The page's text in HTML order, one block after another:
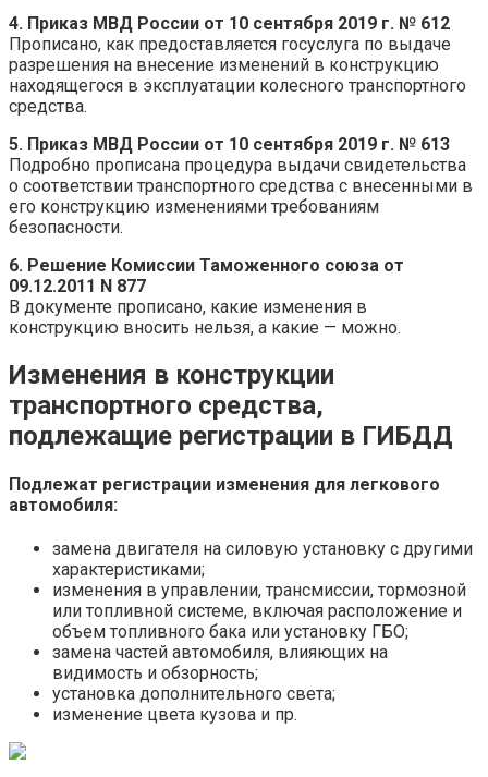
4. Приказ МВД России от 10 сентября 2019 г. № 612
Прописано, как предоставляется госуслуга по выдаче
разрешения на внесение изменений в конструкцию
находящегося в эксплуатации колесного транспортного
средства.
5. Приказ МВД России от 10 сентября 2019 г. № 613
Подробно прописана процедура выдачи свидетельства
о соответствии транспортного средства с внесенными в
его конструкцию изменениями требованиям
безопасности.
6. Решение Комиссии Таможенного союза от
09.12.2011 N 877
В документе прописано, какие изменения в
конструкцию вносить нельзя, а какие — можно.
Изменения в конструкции
транспортного средства,
подлежащие регистрации в ГИБДД
Подлежат регистрации изменения для легкового
автомобиля:
замена двигателя на силовую установку с другими
характеристиками;
изменения в управлении, трансмиссии, тормозной
или топливной системе, включая расположение и
объем топливного бака или установку ГБО;
замена частей автомобиля, влияющих на
видимость и обзорность;
установка дополнительного света;
изменение цвета кузова и пр.